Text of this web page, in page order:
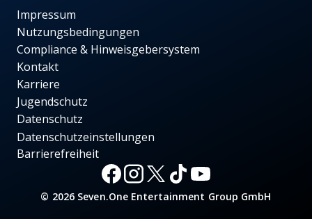
Impressum
Nutzungsbedingungen
Compliance & Hinweisgebersystem
Kontakt
Karriere
Jugendschutz
Datenschutz
Datenschutzeinstellungen
Barrierefreiheit
© 2026 Seven.One Entertainment Group GmbH